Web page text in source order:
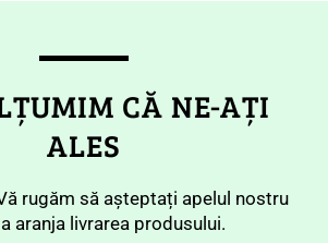
CĂ NE-AȚI
ALES
rugăm să așteptați apelul nostru
aranja livrarea produsului.